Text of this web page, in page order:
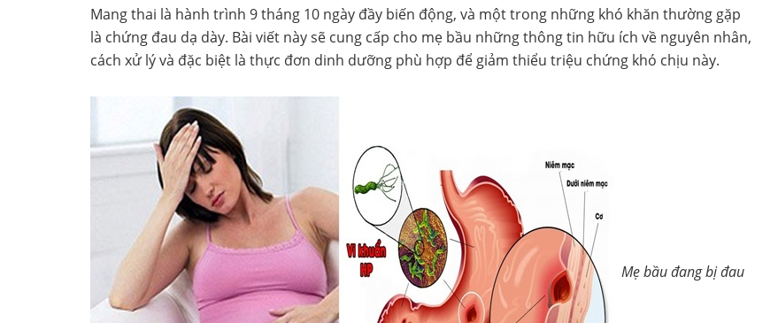
Mang thai là hành trình 9 tháng 10 ngày đầy biến động, và một trong những khó khăn thường gặp
là chứng đau dạ dày. Bài viết này sẽ cung cấp cho mẹ bầu những thông tin hữu ích về nguyên nhân,
cách xử lý và đặc biệt là thực đơn dinh dưỡng phù hợp để giảm thiểu triệu chứng khó chịu này.
Mẹ bầu đang bị đau